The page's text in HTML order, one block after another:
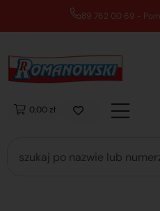
89 762 00 69 -
0,00 zł